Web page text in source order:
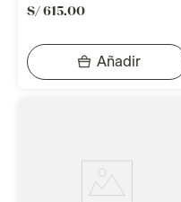
S/ 615.00